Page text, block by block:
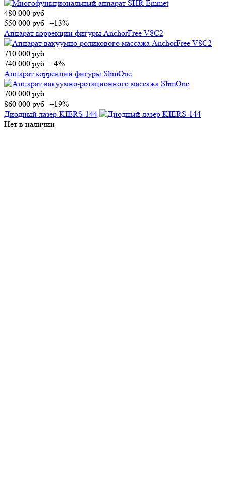
480 000 руб
550 000 руб |–13%
Аппарат коррекции фигуры AnchorFree V8C2
710 000 руб
740 000 руб |–4%
Аппарат коррекции фигуры SlimOne
700 000 руб
860 000 руб |–19%
Диодный лазер KIERS-144
Нет в наличии